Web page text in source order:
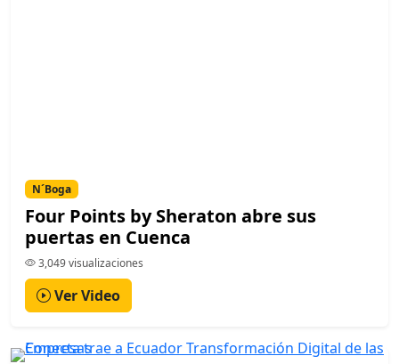
N´Boga
Four Points by Sheraton abre sus
puertas en Cuenca
3,049 visualizaciones
Ver Video